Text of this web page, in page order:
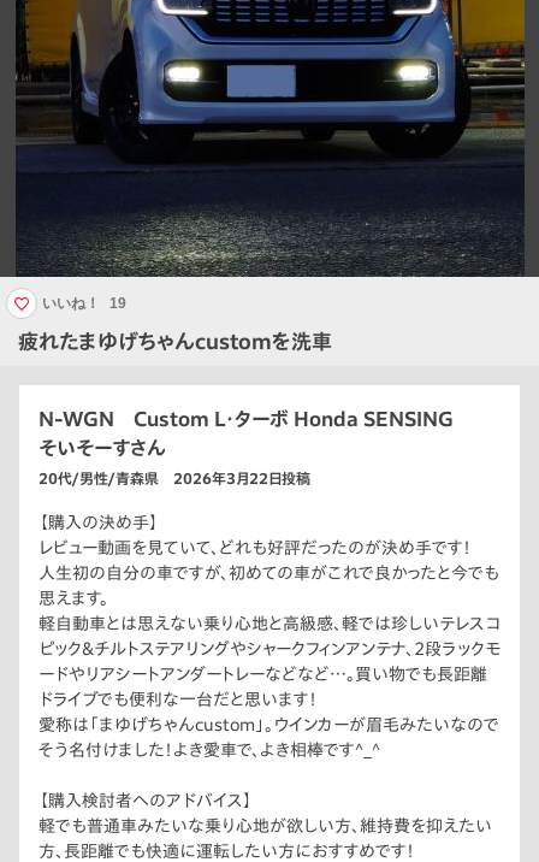
疲れたまゆげちゃんcustomを洗車
いいね！ 19
N-WGN Custom L・ターボ Honda SENSING
そいそーすさん
20代/男性/青森県 2026年3月22日投稿
【購入の決め手】
レビュー動画を見ていて、どれも好評だったのが決め手です！
人生初の自分の車ですが、初めての車がこれで良かったと今でも
思えます。
軽自動車とは思えない乗り心地と高級感、軽では珍しいテレスコ
ピック＆チルトステアリングやシャークフィンアンテナ、2段ラックモ
ードやリアシートアンダートレーなどなど…。買い物でも長距離
ドライブでも便利な一台だと思います！
愛称は「まゆげちゃんcustom」。ウインカーが眉毛みたいなので
そう名付けました！よき愛車で、よき相棒です^_^
【購入検討者へのアドバイス】
軽でも普通車みたいな乗り心地が欲しい方、維持費を抑えたい
方、長距離でも快適に運転したい方におすすめです！